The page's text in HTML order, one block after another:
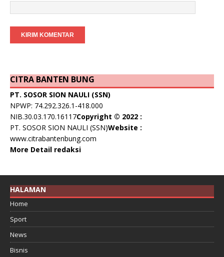
CITRA BANTEN BUNG
PT. SOSOR SION NAULI (SSN)
NPWP: 74.292.326.1-418.000
NIB.30.03.170.16117Copyright © 2022 :
PT. SOSOR SION NAULI (SSN)Website :
www.citrabantenbung.com
More Detail redaksi
HALAMAN
Home
Sport
News
Bisnis